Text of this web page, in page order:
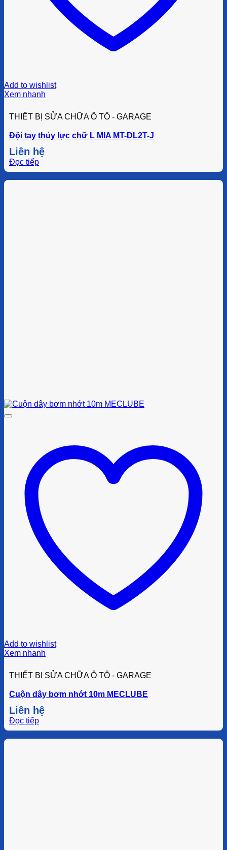
Add to wishlist
Xem nhanh
THIẾT BỊ SỬA CHỮA Ô TÔ - GARAGE
Đội tay thủy lực chữ L MIA MT-DL2T-J
Liên hệ
Đọc tiếp
Add to wishlist
Xem nhanh
THIẾT BỊ SỬA CHỮA Ô TÔ - GARAGE
Cuộn dây bơm nhớt 10m MECLUBE
Liên hệ
Đọc tiếp